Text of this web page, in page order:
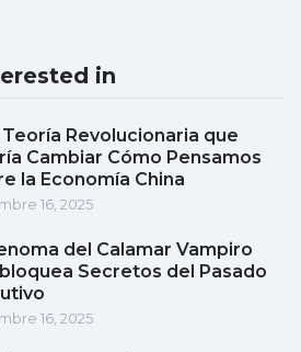
in
Teoría Revolucionaria que
Cambiar Cómo Pensamos
la Economía China
16, 2025
del Calamar Vampiro
Secretos del Pasado
16, 2025